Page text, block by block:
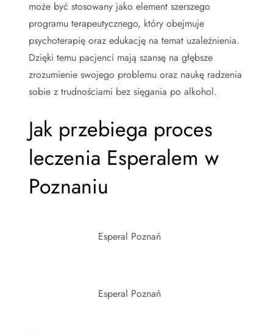
może być stosowany jako element szerszego
programu terapeutycznego, który obejmuje
psychoterapię oraz edukację na temat uzależnienia.
Dzięki temu pacjenci mają szansę na głębsze
zrozumienie swojego problemu oraz naukę radzenia
sobie z trudnościami bez sięgania po alkohol.
Jak przebiega proces
leczenia Esperalem w
Poznaniu
Esperal Poznań
Esperal Poznań